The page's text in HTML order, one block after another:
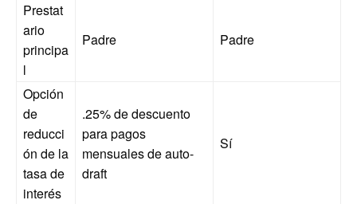
Prestat
ario
principa
l
Padre Padre
Opción
de
reducci
ón de la
tasa de
interés
.25% de descuento
para pagos
mensuales de auto-
draft
Sí